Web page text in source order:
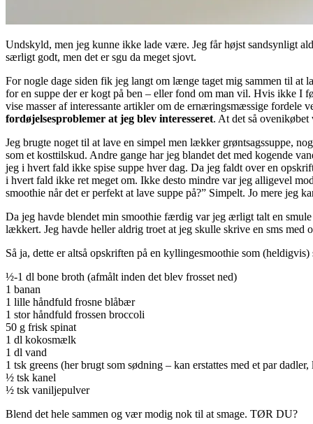
Undskyld, men jeg kunne ikke lade være. Jeg får højst sandsynligt
særligt godt, men det er sgu da meget sjovt.
For nogle dage siden fik jeg langt om længe taget mig sammen til at
for en suppe der er kogt på ben – eller fond om man vil. Hvis ikke I
vise masser af interessante artikler om de ernæringsmæssige fordele
fordøjelsesproblemer at jeg blev interesseret. At det så ovenikøbet
Jeg brugte noget til at lave en simpel men lækker grøntsagssuppe,
som et kosttilskud. Andre gange har jeg blandet det med kogende
jeg i hvert fald ikke spise suppe hver dag. Da jeg faldt over en
i hvert fald ikke ret meget om. Ikke desto mindre var jeg alligevel
smoothie når det er perfekt at lave suppe på?” Simpelt. Jo mere jeg
Da jeg havde blendet min smoothie færdig var jeg ærligt talt en
lækkert. Jeg havde heller aldrig troet at jeg skulle skrive en sms med
Så ja, dette er altså opskriften på en kyllingesmoothie som
½-1 dl bone broth (afmålt inden det blev frosset ned)
1 banan
1 lille håndfuld frosne blåbær
1 stor håndfuld frossen broccoli
50 g frisk spinat
1 dl kokosmælk
1 dl vand
1 tsk greens (her brugt som sødning – kan erstattes med et par
½ tsk kanel
½ tsk vaniljepulver
Blend det hele sammen og vær modig nok til at smage. TØR DU?